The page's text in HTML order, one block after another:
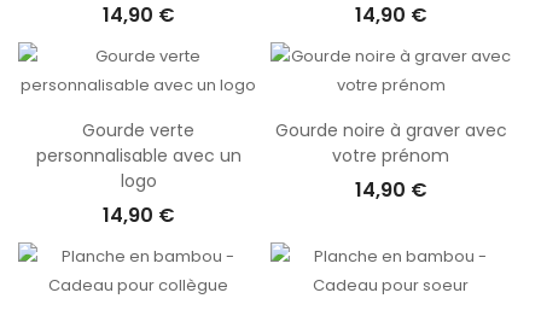
14,90 € 14,90 €
Gourde verte
personnalisable avec un
logo
14,90 €
Gourde noire à graver avec
votre prénom
14,90 €